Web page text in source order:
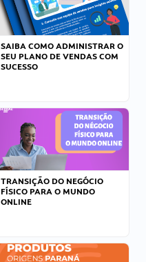
SAIBA COMO ADMINISTRAR O
SEU PLANO DE VENDAS COM
SUCESSO
TRANSIÇÃO DO NEGÓCIO
FÍSICO PARA O MUNDO
ONLINE